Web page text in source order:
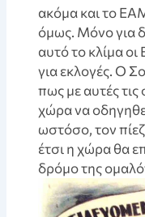
ακόμα και το
όμως. Μόνο για
αυτό το κλίμα οι
για εκλογές. Ο
πως με αυτές
χώρα να
ωστόσο, τον
έτσι η χώρα θα
δρόμο της